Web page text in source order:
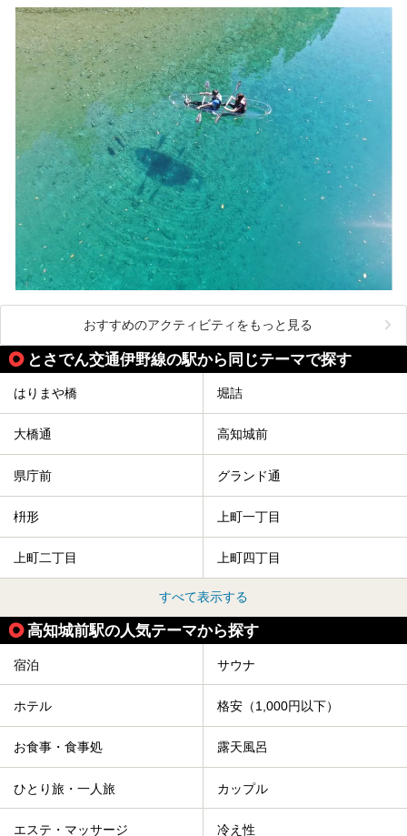
おすすめのアクティビティをもっと見る
とさでん交通伊野線の駅から同じテーマで探す
はりまや橋 堀詰
大橋通 高知城前
県庁前 グランド通
枡形 上町一丁目
上町二丁目 上町四丁目
すべて表示する
高知城前駅の人気テーマから探す
宿泊 サウナ
ホテル 格安（1,000円以下）
お食事・食事処 露天風呂
ひとり旅・一人旅 カップル
エステ・マッサージ 冷え性